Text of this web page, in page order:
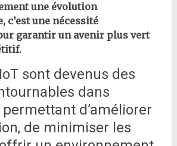
une évolution
c’est une nécessité
garantir un avenir plus vert
sont devenus des
dans
permettant d’améliorer
de minimiser les